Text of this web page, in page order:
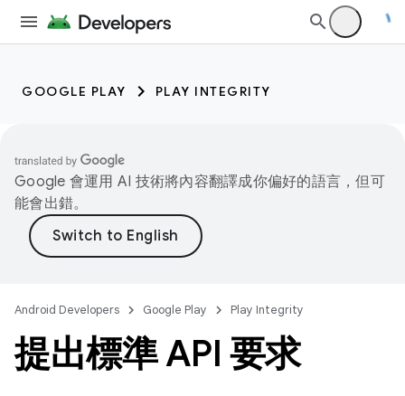
GOOGLE PLAY PLAY INTEGRITY
Google 會運用 AI 技術將內容翻譯成你偏好的語言，但可
能會出錯。
Android Developers Google Play Play Integrity
提出標準 API 要求